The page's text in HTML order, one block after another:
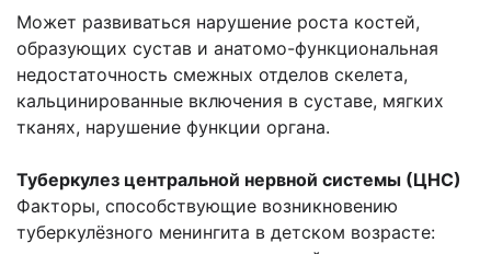
Может развиваться нарушение роста костей,
образующих сустав и анатомо-функциональная
недостаточность смежных отделов скелета,
кальцинированные включения в суставе, мягких
тканях, нарушение функции органа.
Туберкулез центральной нервной системы (ЦНС)
Факторы, способствующие возникновению
туберкулёзного менингита в детском возрасте: